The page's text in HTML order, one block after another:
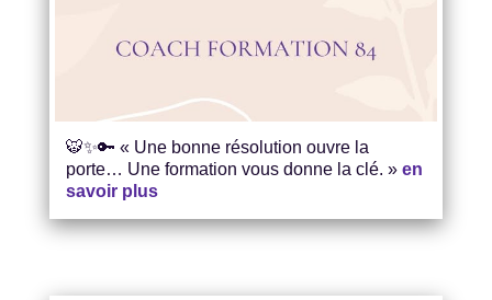
🐯✨🔑 « Une bonne résolution ouvre la
porte… Une formation vous donne la clé. » en
savoir plus